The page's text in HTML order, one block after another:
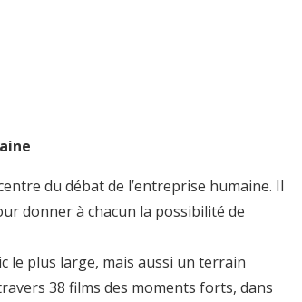
du débat de l’entreprise humaine. Il
donner à chacun la possibilité de
le plus large, mais aussi un terrain
38 films des moments forts, dans